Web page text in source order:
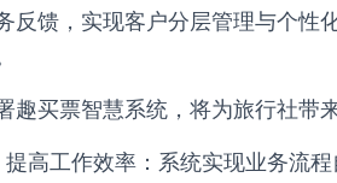
反馈，实现客户分层管理与个性
趣买票智慧系统，将为旅行社带
提高工作效率：系统实现业务流